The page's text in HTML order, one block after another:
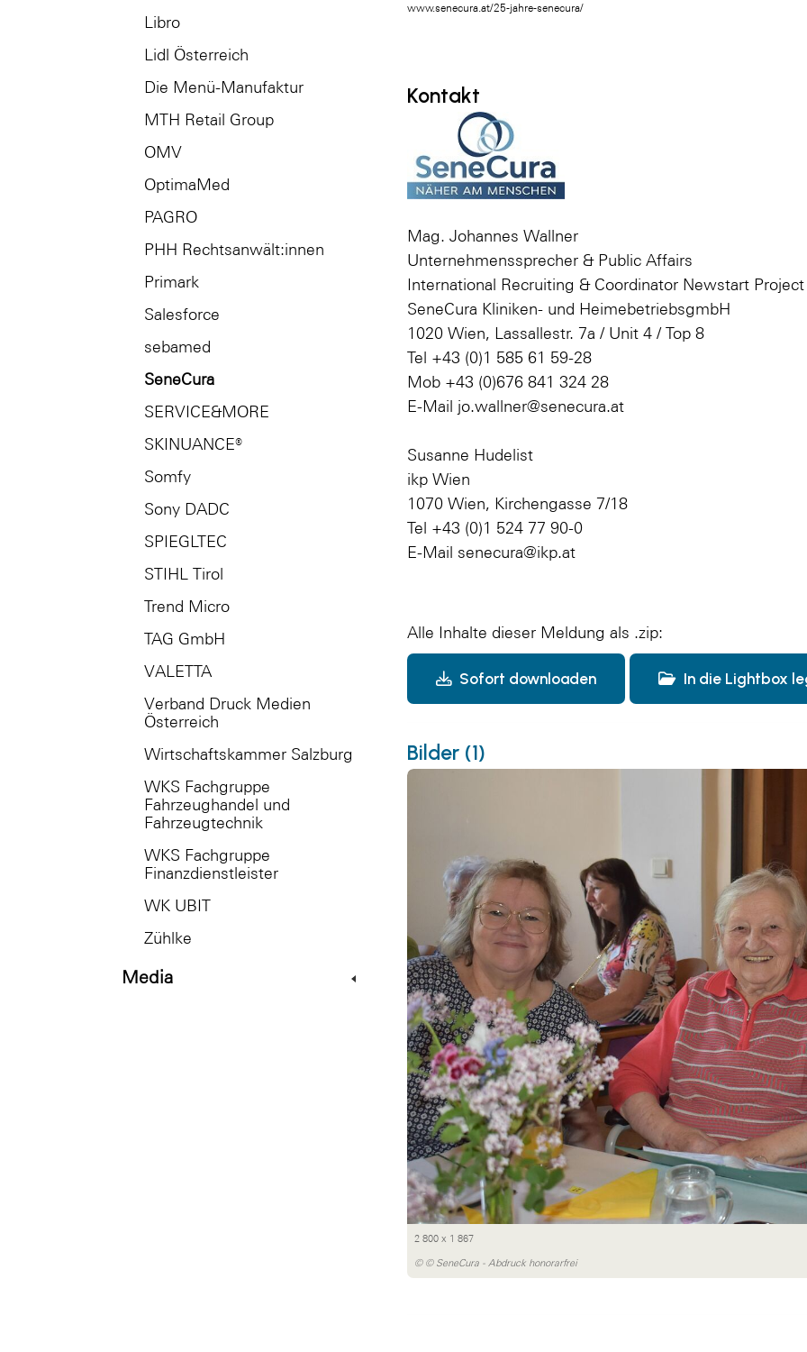
Libro
Lidl Österreich
Die Menü-Manufaktur
MTH Retail Group
OMV
OptimaMed
PAGRO
PHH Rechtsanwält:innen
Primark
Salesforce
sebamed
SeneCura
SERVICE&MORE
SKINUANCE®
Somfy
Sony DADC
SPIEGLTEC
STIHL Tirol
Trend Micro
TAG GmbH
VALETTA
Verband Druck Medien
Österreich
Wirtschaftskammer Salzburg
WKS Fachgruppe
Fahrzeughandel und
Fahrzeugtechnik
WKS Fachgruppe
Finanzdienstleister
WK UBIT
Zühlke
Media
www.senecura.at/25-jahre-senecura/
Kontakt
Mag. Johannes Wallner
Unternehmenssprecher & Public Affairs
International Recruiting & Coordinator Newstart Project
SeneCura Kliniken- und HeimebetriebsgmbH
1020 Wien, Lassallestr. 7a / Unit 4 / Top 8
Tel +43 (0)1 585 61 59-28
Mob +43 (0)676 841 324 28
E-Mail jo.wallner@senecura.at
Susanne Hudelist
ikp Wien
1070 Wien, Kirchengasse 7/18
Tel +43 (0)1 524 77 90-0
E-Mail senecura@ikp.at
Alle Inhalte dieser Meldung als .zip:
Sofort downloaden In die Lightbox
Bilder (1)
2 800 x 1 867
© © SeneCura - Abdruck honorarfrei